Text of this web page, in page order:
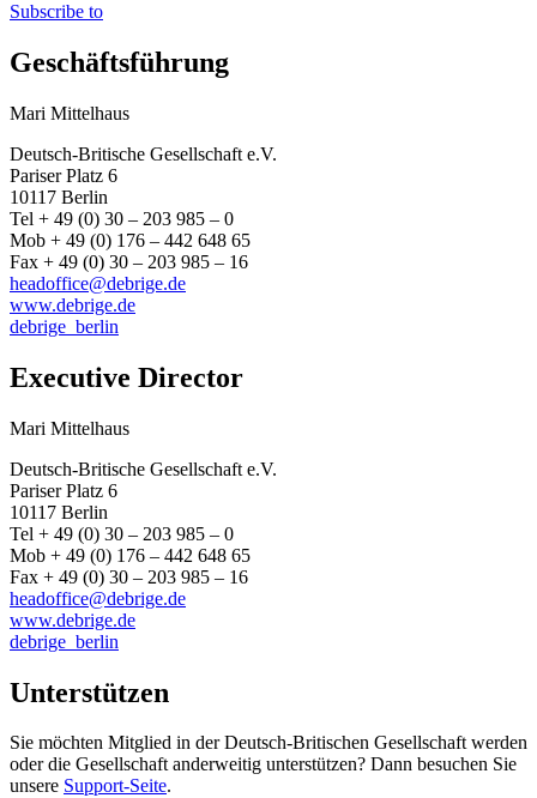
Subscribe to
Geschäftsführung
Mari Mittelhaus
Deutsch-Britische Gesellschaft e.V.
Pariser Platz 6
10117 Berlin
Tel + 49 (0) 30 – 203 985 – 0
Mob + 49 (0) 176 – 442 648 65
Fax + 49 (0) 30 – 203 985 – 16
headoffice@debrige.de
www.debrige.de
debrige_berlin
Executive Director
Mari Mittelhaus
Deutsch-Britische Gesellschaft e.V.
Pariser Platz 6
10117 Berlin
Tel + 49 (0) 30 – 203 985 – 0
Mob + 49 (0) 176 – 442 648 65
Fax + 49 (0) 30 – 203 985 – 16
headoffice@debrige.de
www.debrige.de
debrige_berlin
Unterstützen
Sie möchten Mitglied in der Deutsch-Britischen Gesellschaft werden
oder die Gesellschaft anderweitig unterstützen? Dann besuchen Sie
unsere Support-Seite.